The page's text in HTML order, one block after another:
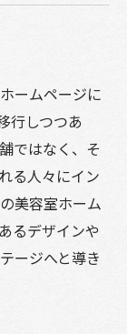
ームページに
行しつつあ
ではなく、そ
る人々にイン
美容室ホーム
るデザインや
ージへと導き